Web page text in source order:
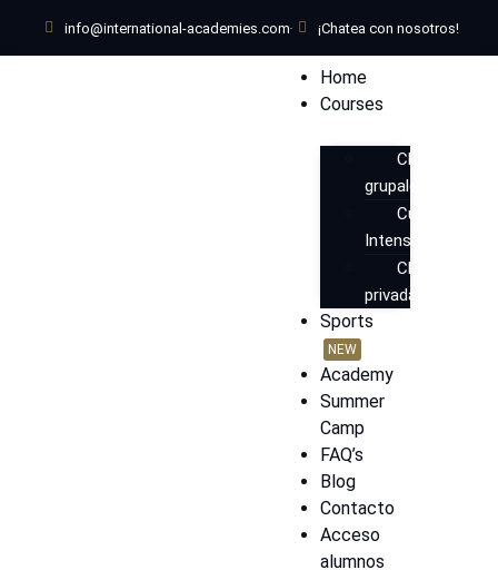
info@international-academies.com ¡Chatea con nosotros!
Home
Courses
Clases
grupales
Cursos
Intensivos
Clases
privadas
Sports
NEW
Academy
Summer
Camp
FAQ’s
Blog
Contacto
Acceso
alumnos